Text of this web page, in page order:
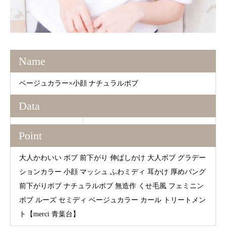
Name
ベージュカラー×小顔 ナチュラルボブ
Data
Point
大人かわいい ボブ 前下がり 伸ばしかけ 大人ボブ グラデー
ションカラー 小顔 マッシュ ふわミディ 耳かけ 厚めバング
前下がりボブ ナチュラルボブ 無造作 くせ毛風 フェミニン
ボブ ルーズ セミディ ベージュカラー カール トリートメン
ト【merci 青葉台】